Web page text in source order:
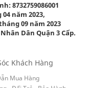
8732759086001
năm 2023,
09 năm 2023
Dân Quận 3 Cấp.
Khách Hàng
Mua Hàng